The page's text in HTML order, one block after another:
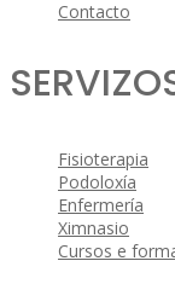
Contacto
Fisioterapia
Podoloxía
Enfermería
Ximnasio
Cursos e